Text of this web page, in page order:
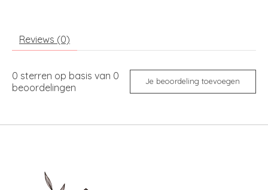
Reviews (0)
0 sterren op basis van 0
beoordelingen
Je beoordeling toevoegen